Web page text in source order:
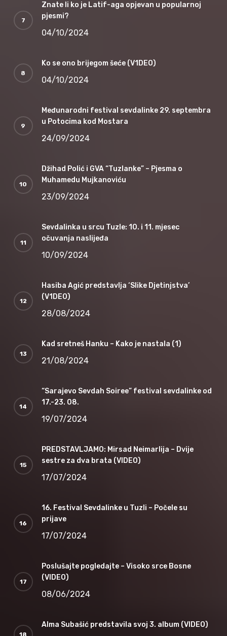
Znate li ko je Latif-aga opjevan u popularnoj
pjesmi?
04/10/2024
Ko se ono brijegom šeće (V1DEO)
04/10/2024
Međunarodni festival sevdalinke 29. septembra
u Potocima kod Mostara
24/09/2024
Džihad Polić i GVA “Tuzlanke” – Pjesma o
Muhamedu Mujkanoviću
23/09/2024
Sevdalinka u srcu Tuzle: 10. i 11. mjesec
očuvanja naslijeđa
10/09/2024
Hasiba Agić predstavlja ‘Slike Djetinjstva’
(V1DEO)
28/08/2024
Kad sretneš Hanku – Kako je nastala (1)
21/08/2024
“Sarajevo Sevdah Soiree” festival sevdalinke od
17.-23. 08.
19/07/2024
PREDSTAVLJAMO: Mirsad Neimarlija – Dvije
sestre za dva brata (VIDEO)
17/07/2024
16. Festival Sevdalinke u Tuzli – Počele su
prijave
17/07/2024
Poslušajte pogledajte – Visoko srce Bosne
(VIDEO)
08/06/2024
Alma Subašić predstavila svoj 3. album (VIDEO)